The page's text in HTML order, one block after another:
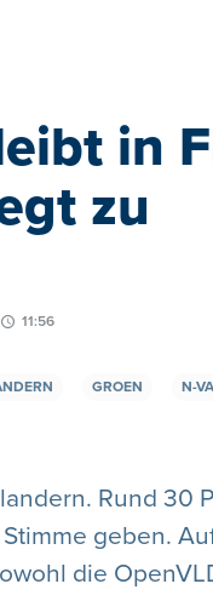
in
zu
11:56
GROEN N-VA
Rund 30
geben.
die